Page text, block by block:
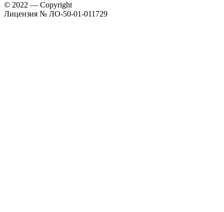
© 2022 — Copyright
Лицензия № ЛО-50-01-011729